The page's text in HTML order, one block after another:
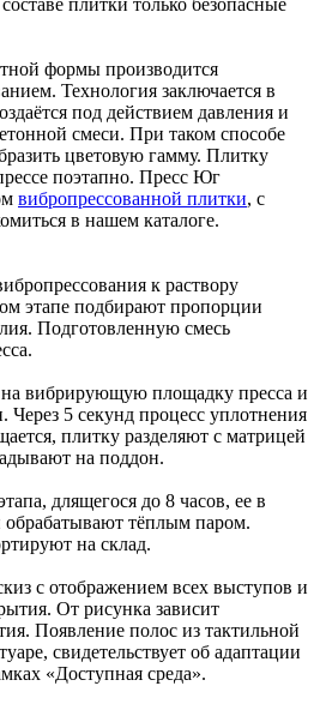
формы производится
Технология заключается в
под действием давления и
смеси. При таком способе
цветовую гамму. Плитку
поэтапно. Пресс Юг
вибропрессованной плитки, с
в нашем каталоге.
к раствору
этапе подбирают пропорции
Подготовленную смесь
вибрирующую площадку пресса и
Через 5 секунд процесс уплотнения
плитку разделяют с матрицей
на поддон.
длящегося до 8 часов, ее в
тёплым паром.
на склад.
с отображением всех выступов и
От рисунка зависит
Появление полос из тактильной
свидетельствует об адаптации
«Доступная среда».